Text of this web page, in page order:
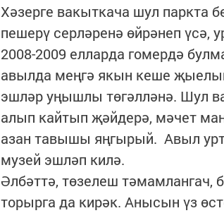
Хәзерге вакыткача шул паркта
пешерү серләренә өйрәнеп үсә,
2008-2009 елларда гомердә
авылда меңгә якын кеше
эшләр уңышлы төгәлләнә. Шул
алып кайтып җәйдерә, мәчет
азан тавышы яңгырый. Авыл
музей эшләп килә.
Әлбәттә, төзелеш тәмамлангач,
торырга да кирәк. Анысын үз